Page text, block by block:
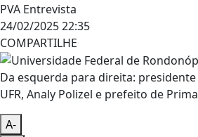
PVA Entrevista
24/02/2025 22:35
COMPARTILHE
Da esquerda para direita:
UFR, Analy Polizel e prefeito de
A-